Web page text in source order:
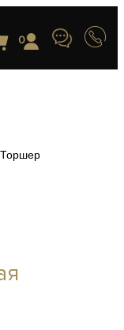
0
Торшер